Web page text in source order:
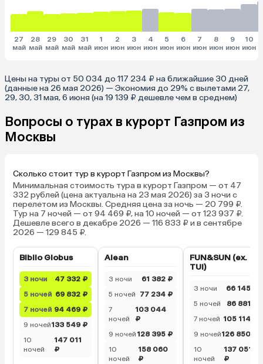
27
май
28
май
29
май
30
май
31
май
1
июн
2
июн
3
июн
4
июн
5
июн
6
июн
7
июн
8
июн
9
июн
10
июн
Цены на туры от 50 034 до 117 234 ₽ на ближайшие 30 дней
(данные на 26 мая 2026) — Экономия до 29% с вылетами 27,
29, 30, 31 мая, 6 июня (на 19 139 ₽ дешевле чем в среднем)
Вопросы о турах в курорт Газпром из
Москвы
Сколько стоит тур в курорт Газпром из Москвы?
Минимальная стоимость тура в курорт Газпром — от 47
332 рублей (цена актуальна на 23 мая 2026) за 3 ночи с
перелетом из Москвы. Средняя цена за ночь — 20 799 ₽.
Тур на 7 ночей — от 94 469 ₽, на 10 ночей — от 123 937 ₽.
Дешевле всего в декабре 2026 — 116 833 ₽ и в сентябре
2026 — 129 845 ₽.
Biblio Globus
3 ночи
47 332 ₽
5 ночей 69 832 ₽
7 ночей 94 469 ₽
9 ночей133 549 ₽
10
ночей
147 011
₽
Alean
3 ночи
61 382 ₽
5 ночей
77 234 ₽
7
ночей
103 044
₽
9 ночей 128 395 ₽
10
ночей
158 060
₽
FUN&SUN (ex.
TUI)
3 ночи
66 145 ₽
5 ночей
86 881 ₽
7 ночей 105 114 ₽
9 ночей126 850 ₽
10
ночей
137 051
₽